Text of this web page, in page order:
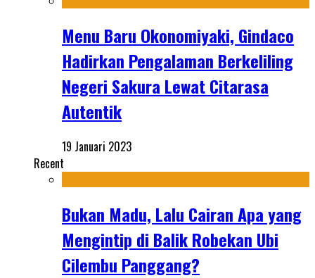
Menu Baru Okonomiyaki, Gindaco
Hadirkan Pengalaman Berkeliling
Negeri Sakura Lewat Citarasa
Autentik
19 Januari 2023
Recent
Bukan Madu, Lalu Cairan Apa yang
Mengintip di Balik Robekan Ubi
Cilembu Panggang?